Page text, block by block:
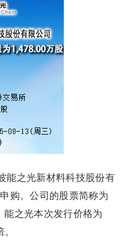
能之光新材料科技股份有
购。公司的股票简称为
能之光本次发行价格为